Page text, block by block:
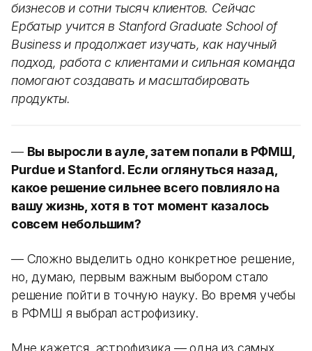
бизнесов и сотни тысяч клиентов. Сейчас
Ербатыр учится в Stanford Graduate School of
Business и продолжает изучать, как научный
подход, работа с клиентами и сильная команда
помогают создавать и масштабировать
продукты.
— Вы выросли в ауле, затем попали в РФМШ,
Purdue и Stanford. Если оглянуться назад,
какое решение сильнее всего повлияло на
вашу жизнь, хотя в тот момент казалось
совсем небольшим?
— Сложно выделить одно конкретное решение,
но, думаю, первым важным выбором стало
решение пойти в точную науку. Во время учебы
в РФМШ я выбрал астрофизику.